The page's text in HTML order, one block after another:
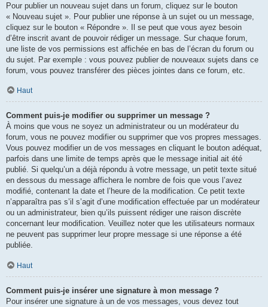
Pour publier un nouveau sujet dans un forum, cliquez sur le bouton
« Nouveau sujet ». Pour publier une réponse à un sujet ou un message,
cliquez sur le bouton « Répondre ». Il se peut que vous ayez besoin
d’être inscrit avant de pouvoir rédiger un message. Sur chaque forum,
une liste de vos permissions est affichée en bas de l’écran du forum ou
du sujet. Par exemple : vous pouvez publier de nouveaux sujets dans ce
forum, vous pouvez transférer des pièces jointes dans ce forum, etc.
Haut
Comment puis-je modifier ou supprimer un message ?
À moins que vous ne soyez un administrateur ou un modérateur du
forum, vous ne pouvez modifier ou supprimer que vos propres messages.
Vous pouvez modifier un de vos messages en cliquant le bouton adéquat,
parfois dans une limite de temps après que le message initial ait été
publié. Si quelqu’un a déjà répondu à votre message, un petit texte situé
en dessous du message affichera le nombre de fois que vous l’avez
modifié, contenant la date et l’heure de la modification. Ce petit texte
n’apparaîtra pas s’il s’agit d’une modification effectuée par un modérateur
ou un administrateur, bien qu’ils puissent rédiger une raison discrète
concernant leur modification. Veuillez noter que les utilisateurs normaux
ne peuvent pas supprimer leur propre message si une réponse a été
publiée.
Haut
Comment puis-je insérer une signature à mon message ?
Pour insérer une signature à un de vos messages, vous devez tout